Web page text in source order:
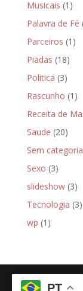
Musicais (1)
Palavra de Fé
Parceiros (1)
Piadas (18)
Politica (3)
Rascunho (1)
Receita de
Saude (20)
Sem categoria
Sexo (3)
slideshow(3)
Tecnologia (3)
wp (1)
PT